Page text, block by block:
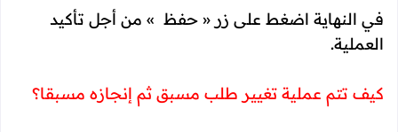
في النهاية اضغط على زر « حفظ » من أجل تأكيد
العملية.
كيف تتم عملية تغيير طلب مسبق ثم إنجازه مسبقا؟